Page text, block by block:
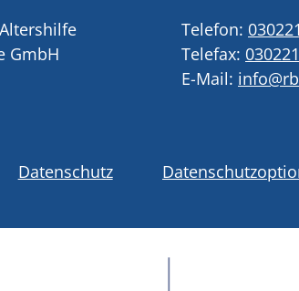
GmbH
Telefon:
Telefax:
E-Mail:
Datenschutz